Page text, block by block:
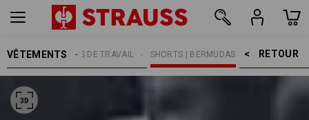
VÊTEMENTS RETOUR    >
SHORTS | BERMUDAS
PANTALONS DE TRAVAIL